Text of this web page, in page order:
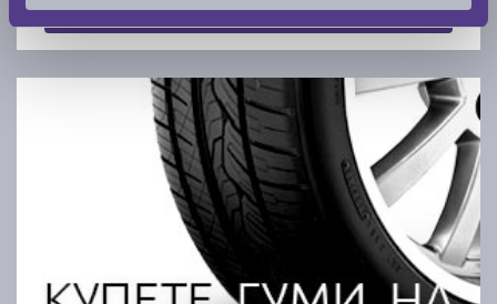
Покажи гуми